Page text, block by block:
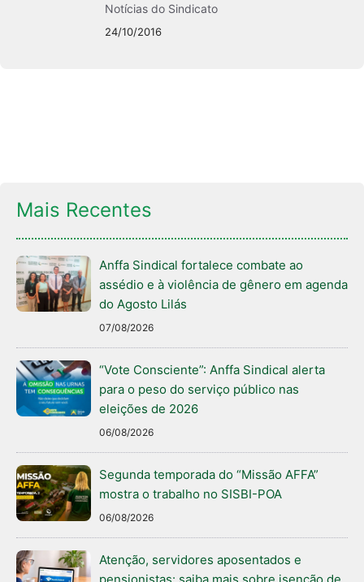
Notícias do Sindicato
24/10/2016
Mais Recentes
Anffa Sindical fortalece combate ao
assédio e à violência de gênero em agenda
do Agosto Lilás
07/08/2026
“Vote Consciente”: Anffa Sindical alerta
para o peso do serviço público nas
eleições de 2026
06/08/2026
Segunda temporada do “Missão AFFA”
mostra o trabalho no SISBI-POA
06/08/2026
Atenção, servidores aposentados e